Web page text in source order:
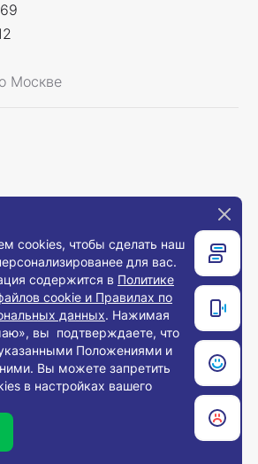
Москве
«Европос Групп». Все
для продажи
и индивидуальным
с целью использования в
cookies, чтобы сделать наш
для вас.
содержится в Политике
cookie и Правилах по
данных. Нажимая
вы подтверждаете, что
Положениями и
Вы можете запретить
в настройках вашего